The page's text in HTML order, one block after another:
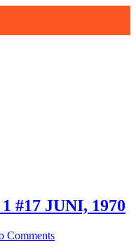
#17 JUNI, 1970
Comments